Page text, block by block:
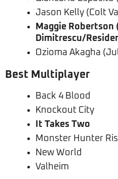
Jason Kelly (Colt
Maggie Robertson
Dimitrescu/
Ozioma Akagha
Best Multiplayer
Back 4 Blood
Knockout City
It Takes Two
Monster Hunter
New World
Valheim